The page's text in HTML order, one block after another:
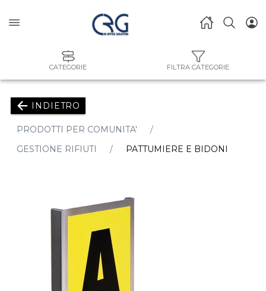
CATEGORIE FILTRA CATEGORIE
INDIETRO
PRODOTTI PER COMUNITA'
GESTIONE RIFIUTI
PATTUMIERE E BIDONI